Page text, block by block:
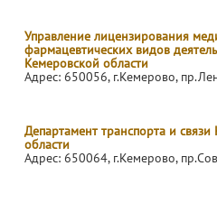
Управление лицензирования
фармацевтических видов
Кемеровской области
Адрес: 650056, г.Кемерово,
Департамент транспорта и
области
Адрес: 650064, г.Кемерово,